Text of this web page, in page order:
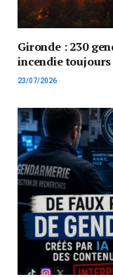
Gironde : 230
incendie
23/07/2026